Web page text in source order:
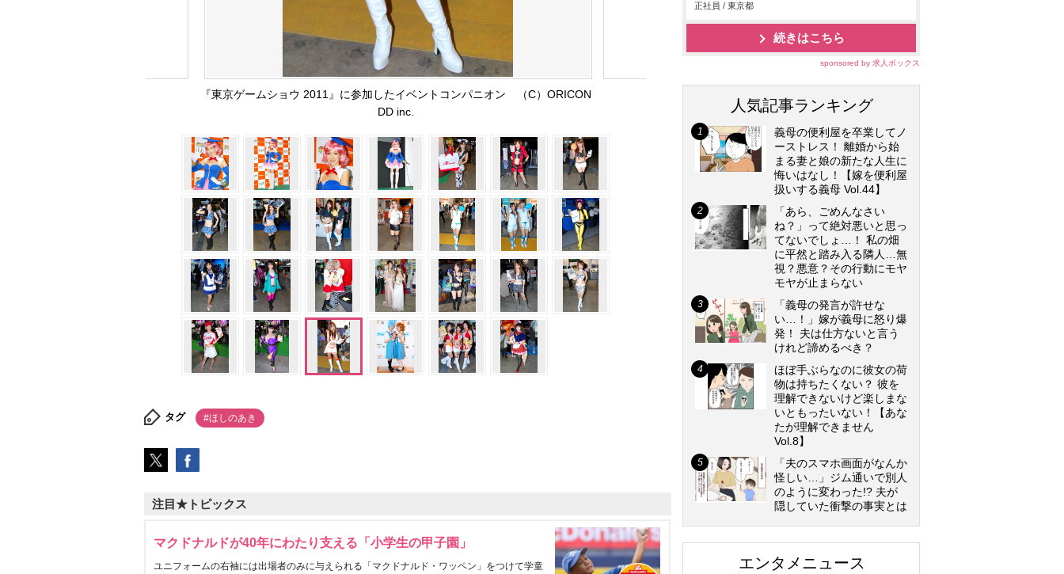
『東京ゲームショウ 2011』に参加したイベントコンパニオン （C）ORICON
DD inc.
タグ #ほしのあき
注目★トピックス
マクドナルドが40年にわたり支える「小学生の甲子園」
ユニフォームの右袖には出場者のみに与えられる「マクドナルド・ワッペン」をつけて学童
正社員 / 東京都
続きはこちら
sponsored by 求人ボックス
人気記事ランキング
義母の便利屋を卒業してノ
ーストレス！ 離婚から始
まる妻と娘の新たな人生に
悔いはなし！【嫁を便利屋
扱いする義母 Vol.44】
「あら、ごめんなさい
ね？」って絶対悪いと思っ
てないでしょ…！ 私の畑
に平然と踏み入る隣人…無
視？悪意？その行動にモヤ
モヤが止まらない
「義母の発言が許せな
い…！」嫁が義母に怒り爆
発！ 夫は仕方ないと言う
けれど諦めるべき？
ほぼ手ぶらなのに彼女の荷
物は持ちたくない？ 彼を
理解できないけど楽しまな
いともったいない！【あな
たが理解できません
Vol.8】
「夫のスマホ画面がなんか
怪しい…」ジム通いで別人
のように変わった!? 夫が
隠していた衝撃の事実とは
エンタメニュース